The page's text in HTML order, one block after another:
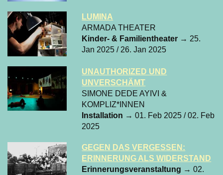
LUMINA
ARMADA THEATER
Kinder- & Familientheater → 25.
Jan 2025 / 26. Jan 2025
UNAUTHORIZED UND
UNVERSCHÄMT
SIMONE DEDE AYIVI &
KOMPLIZ*INNEN
Installation → 01. Feb 2025 / 02. Feb
2025
GEGEN DAS VERGESSEN:
ERINNERUNG ALS WIDERSTAND
Erinnerungsveranstaltung → 02.